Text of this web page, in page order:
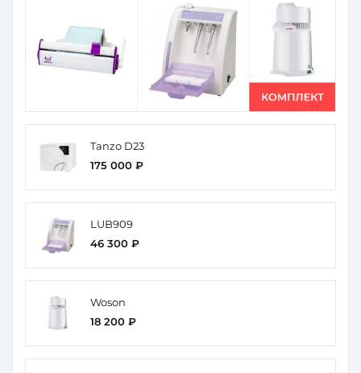
Tanzo D23
175 000 ₽
LUB909
46 300 ₽
Woson
18 200 ₽